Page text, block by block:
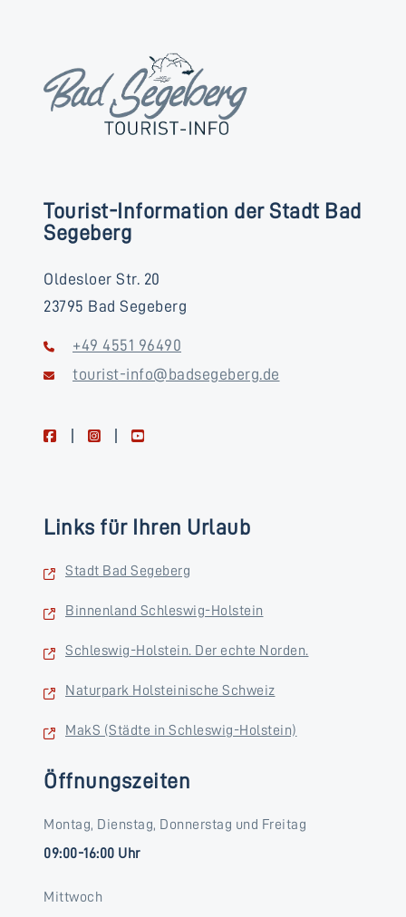
Tourist-Information der Stadt Bad
Segeberg
Oldesloer Str. 20
23795 Bad Segeberg
+49 4551 96490
tourist-info@badsegeberg.de
facebookinstagramyoutube
Links für Ihren Urlaub
Stadt Bad Segeberg
Binnenland Schleswig-Holstein
Schleswig-Holstein. Der echte Norden.
Naturpark Holsteinische Schweiz
MakS (Städte in Schleswig-Holstein)
Öffnungszeiten
Montag, Dienstag, Donnerstag und Freitag
09:00-16:00 Uhr
Mittwoch